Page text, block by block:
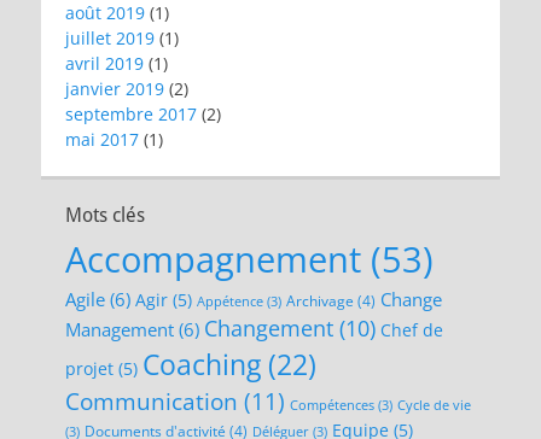
août 2019 (1)
juillet 2019 (1)
avril 2019 (1)
janvier 2019 (2)
septembre 2017 (2)
mai 2017 (1)
Mots clés
Accompagnement (53)
Agile (6) Agir (5) Appétence (3) Archivage (4) Change
Management (6) Changement (10) Chef de
projet (5) Coaching (22)
Communication (11) Compétences (3) Cycle de vie
(3) Documents d'activité (4) Déléguer (3) Equipe (5)